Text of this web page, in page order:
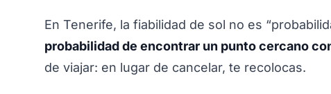
En Tenerife, la fiabilidad de sol no es
probabilidad de encontrar un punto cercano
de viajar: en lugar de cancelar, te recolocas.